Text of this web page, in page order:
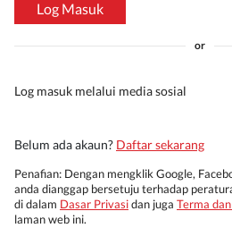
Log Masuk
or
Log masuk melalui media sosial
Belum ada akaun? Daftar sekarang
Penafian: Dengan mengklik Google,
anda dianggap bersetuju terhadap
di dalam Dasar Privasidan juga Terma
laman web ini.